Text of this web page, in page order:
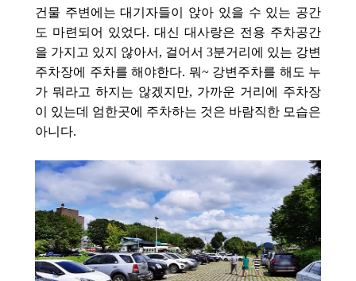
건물 주변에는대기자들이 앉아 있을 수 있는 공간
도 마련되어 있었다. 대신 대사랑은 전용 주차공간
을 가지고 있지 않아서, 걸어서 3분거리에 있는 강변
주차장에 주차를 해야한다. 뭐~ 강변주차를 해도 누
가 뭐라고 하지는 않겠지만, 가까운 거리에 주차장
이 있는데 엄한곳에 주차하는 것은 바람직한 모습은
아니다.